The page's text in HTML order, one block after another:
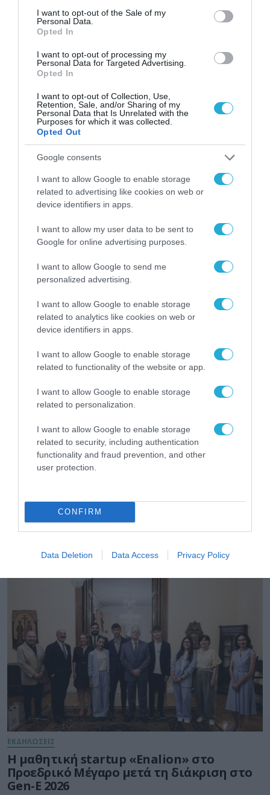
consent section.
I want to opt-out of the Sale of my
Personal Data.
Opted In
I want to opt-out of processing my
Personal Data for Targeted Advertising.
Opted In
I want to opt-out of Collection, Use,
Retention, Sale, and/or Sharing of my
Personal Data that Is Unrelated with the
Purposes for which it was collected.
Opted Out
Google consents
I want to allow Google to enable storage
related to advertising like cookies on web or
device identifiers in apps.
I want to allow my user data to be sent to
Google for online advertising purposes.
I want to allow Google to send me
personalized advertising.
I want to allow Google to enable storage
related to analytics like cookies on web or
device identifiers in apps.
I want to allow Google to enable storage
related to functionality of the website or app.
I want to allow Google to enable storage
related to personalization.
I want to allow Google to enable storage
related to security, including authentication
functionality and fraud prevention, and other
user protection.
CONFIRM
Data Deletion Data Access Privacy Policy
ΕΚΔΗΛΩΣΕΙΣ
ΕΚΔΗΛΩΣΕΙΣ METATEAM | TEAMWORKS
e-Government Forum: Στις 14 Οκτωβρίου η
μεγάλη συνάντηση της Ψηφιακής
Διακυβέρνησης στην εποχή μετά το RRF
Cisco Connect 2026 Greece: Στις 12
Νοεμβρίου το ετήσιο event της Cisco
ΕΚΔΗΛΩΣΕΙΣ
Η μαθητική startup «Enalion» στο
Προεδρικό Μέγαρο μετά τη διάκριση στο
Gen-E 2026